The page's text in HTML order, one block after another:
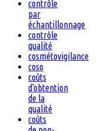
contrôle
par
échantillonnage
contrôle
qualité
cosmétovigilance
coso
coûts
d'obtention
de la
qualité
coûts